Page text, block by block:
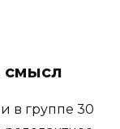
смысл
в группе 30